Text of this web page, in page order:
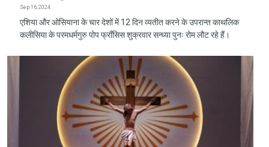
Sep 16, 2024
एशिया और ओसियाना के चार देशों में 12 दिन व्यतीत करने के उपरान्त काथलिक
कलीसिया के परमधर्मगुरु पोप फ्राँसिस शुक्रवार सन्ध्या पुनः रोम लौट रहे हैं।